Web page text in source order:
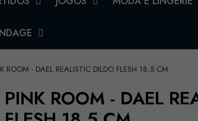
ROOM - DAEL REALISTIC DILDO FLESH 18.5 CM
PINK ROOM - DAEL